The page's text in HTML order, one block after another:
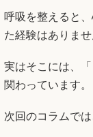
呼吸を整えると
た経験はありませ
実はそこには、「
関わっています。
次回のコラムでは